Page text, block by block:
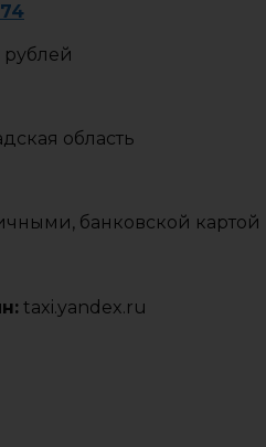
рублей
область
банковской картой
taxi.yandex.ru